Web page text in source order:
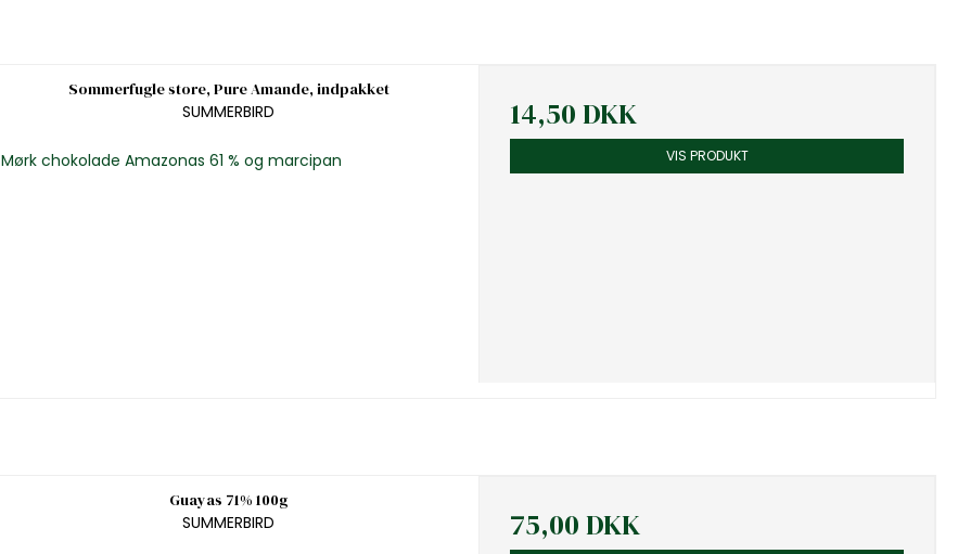
Sommerfugle store, Pure Amande, indpakket
SUMMERBIRD
Mørk chokolade Amazonas 61 % og marcipan
14,50 DKK
VIS PRODUKT
Guayas 71% 100g
SUMMERBIRD
75,00 DKK